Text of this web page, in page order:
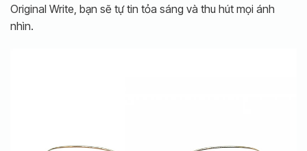
Original Write, bạn sẽ tự tin tỏa sáng và thu hút mọi ánh
nhìn.